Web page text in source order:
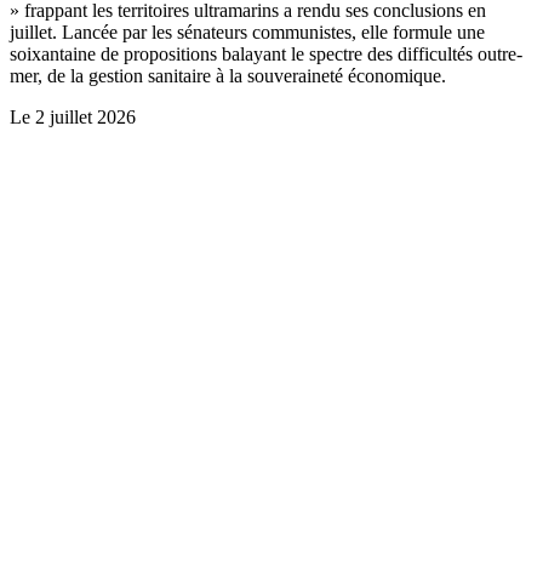
» frappant les territoires ultramarins a rendu ses conclusions en
juillet. Lancée par les sénateurs communistes, elle formule une
soixantaine de propositions balayant le spectre des difficultés outre-
mer, de la gestion sanitaire à la souveraineté économique.
Le 2 juillet 2026